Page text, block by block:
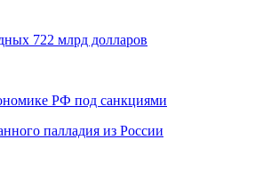
722 млрд долларов
РФ под санкциями
палладия из России